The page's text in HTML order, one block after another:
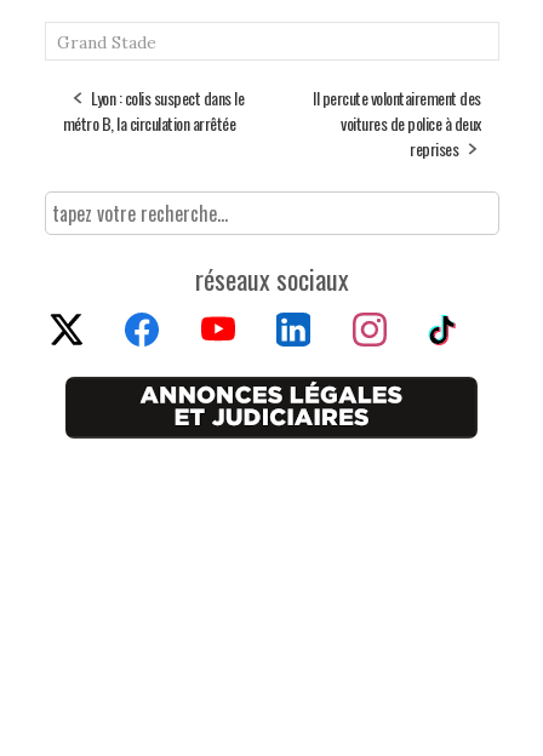
Grand Stade
Lyon : colis suspect dans le
métro B, la circulation arrêtée
Il percute volontairement des
voitures de police à deux
reprises
réseaux sociaux